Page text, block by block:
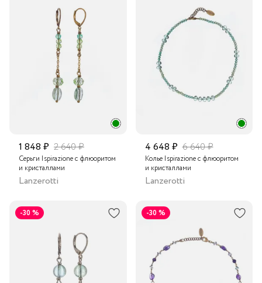
1 848 ₽ 2 640 ₽
Серьги Ispirazione с флюоритом
и кристаллами
Lanzerotti
4 648 ₽ 6 640 ₽
Колье Ispirazione с флюоритом
и кристаллами
Lanzerotti
-30 % -30 %